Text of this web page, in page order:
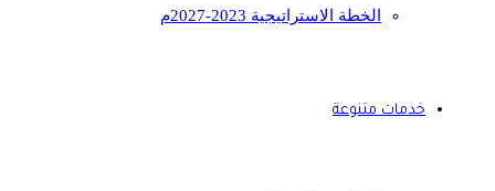
الخطة الاستراتيجية 2023-2027م
خدمات متنوعة